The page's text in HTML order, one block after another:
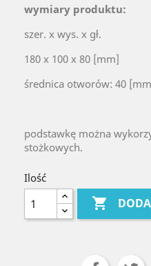
wymiary produktu:
szer. x wys. x gł.
180 x 100 x 80 [mm]
średnica otworów: 40
podstawkę można
stożkowych.
Ilość
